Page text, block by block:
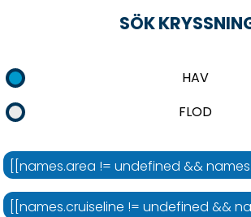
SÖK
HAV
FLOD
[[names.area != undefined &&
[[names.cruiseline != undefined &&